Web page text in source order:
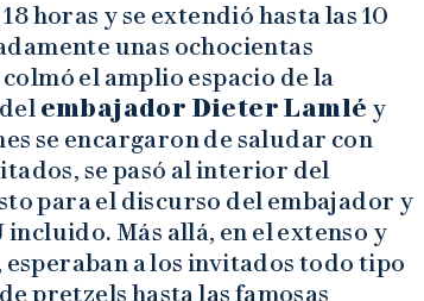
horas y se extendió hasta las 10
unas ochocientas
el amplio espacio de la
embajador Dieter Lamlé y
se encargaron de saludar con
se pasó al interior del
para el discurso del embajador y
Más allá, en el extenso y
esperaban a los invitados todo tipo
pretzels hasta las famosas